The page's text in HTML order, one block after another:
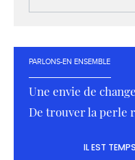
PARLONS-EN ENSEMBLE
Une envie de
De trouver la perle
IL EST